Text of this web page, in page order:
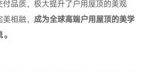
品质，极大提升了户用屋顶的美观
相融， 成为全球高端户用屋顶的美学